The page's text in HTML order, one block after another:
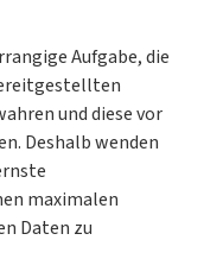
Aufgabe, die
und diese vor
Deshalb wenden
maximalen
Daten zu